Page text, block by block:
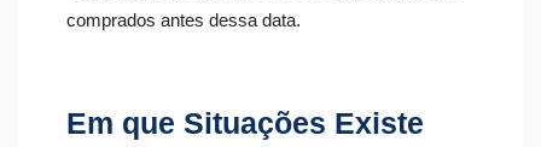
comprados antes dessa data.
Em que Situações Existe